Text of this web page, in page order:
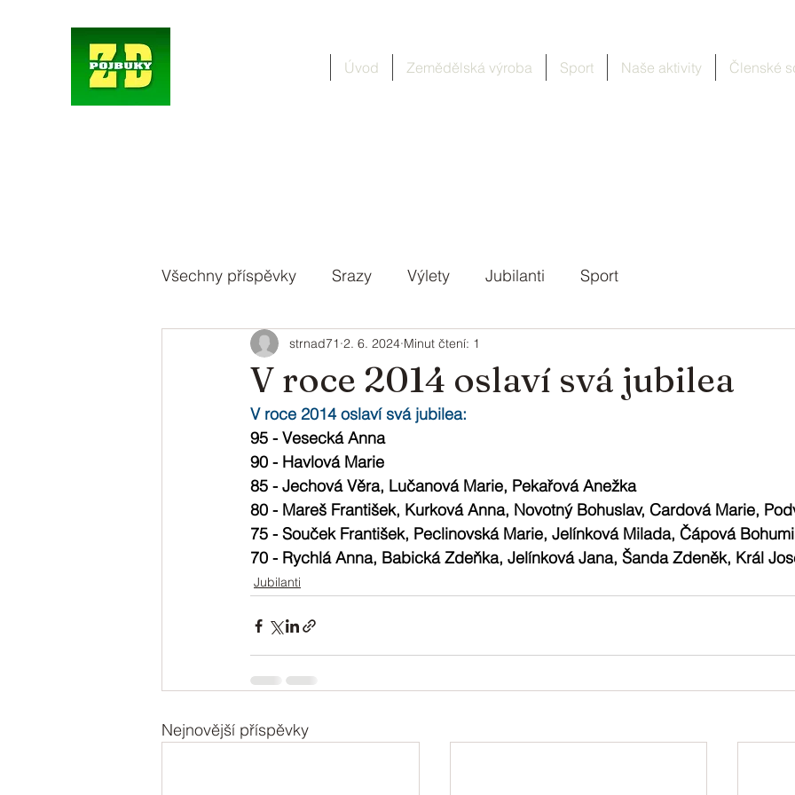
Úvod Zemědělská výroba Sport Naše aktivity Členské
Všechny příspěvky Srazy Výlety Jubilanti Sport
V roce 2014 oslaví svá jubilea
strnad71 2. 6. 2024 Minut čtení: 1
V roce 2014 oslaví svá jubilea:
95 - Vesecká Anna
90 - Havlová Marie
85 - Jechová Věra, Lučanová Marie, Pekařová Anežka
80 - Mareš František, Kurková Anna, Novotný Bohuslav, Cardová Marie,
75 - Souček František, Peclinovská Marie, Jelínková Milada, Čápová
70 - Rychlá Anna, Babická Zdeňka, Jelínková Jana, Šanda Zdeněk, Král
Jubilanti
Nejnovější příspěvky